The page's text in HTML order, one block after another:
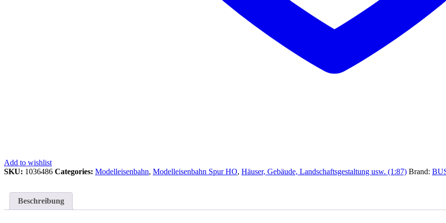
Add to wishlist
SKU: 1036486 Categories: Modelleisenbahn, Modelleisenbahn Spur HO, Häuser, Gebäude, Landschaftsgestaltung usw. (1:87) Brand:
Beschreibung